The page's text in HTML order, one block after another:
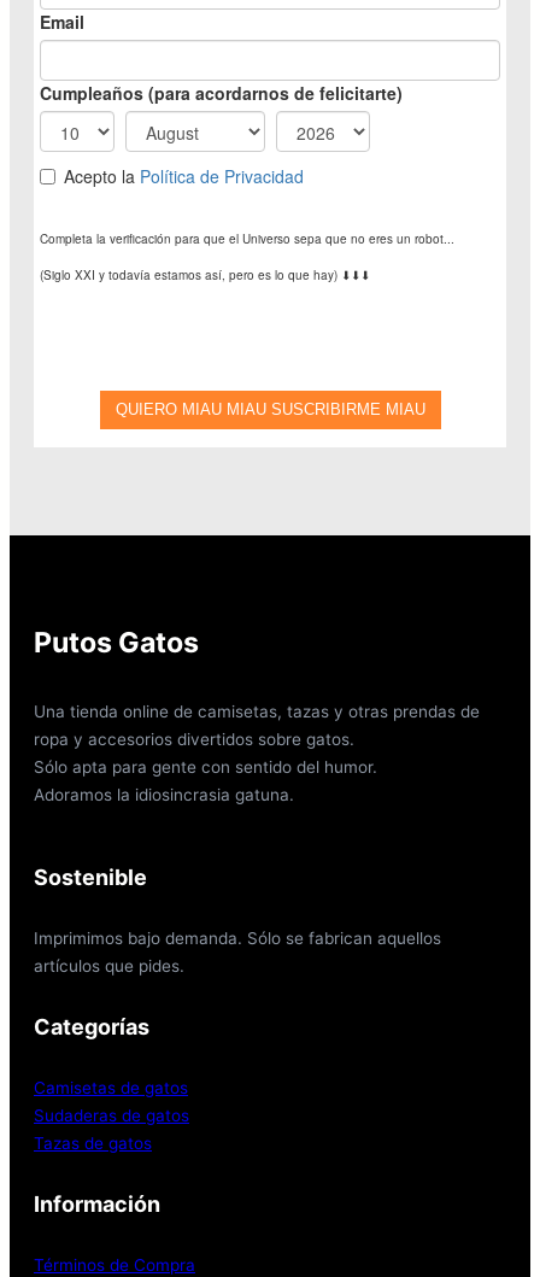
Putos Gatos
Una tienda online de camisetas, tazas y otras prendas de
ropa y accesorios divertidos sobre gatos.
Sólo apta para gente con sentido del humor.
Adoramos la idiosincrasia gatuna.
Sostenible
Imprimimos bajo demanda. Sólo se fabrican aquellos
artículos que pides.
Categorías
Camisetas de gatos
Sudaderas de gatos
Tazas de gatos
Información
Términos de Compra